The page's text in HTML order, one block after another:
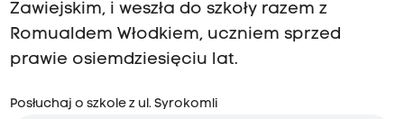
Zawiejskim, i weszła do szkoły razem z
Romualdem Włodkiem, uczniem sprzed
prawie osiemdziesięciu lat.
Posłuchaj o szkole z ul. Syrokomli